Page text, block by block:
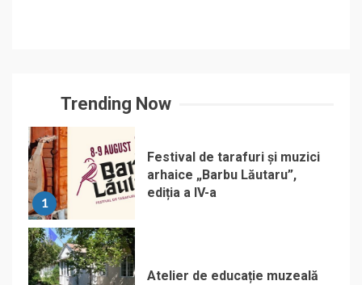
Trending Now
1
Festival de tarafuri și muzici
arhaice „Barbu Lăutaru”,
ediția a IV-a
Atelier de educație muzeală